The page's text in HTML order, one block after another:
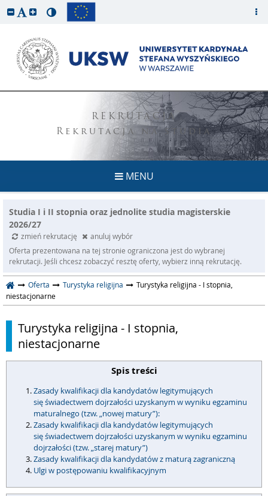
REKRUTACJA
Rekrutacja na studia
MENU
Studia I i II stopnia oraz jednolite studia magisterskie
2026/27
zmień rekrutację
anuluj wybór
Oferta prezentowana na tej stronie ograniczona jest do wybranej
rekrutacji. Jeśli chcesz zobaczyć resztę oferty, wybierz inną rekrutację.
Oferta Turystyka religijna
Turystyka religijna - I stopnia,
niestacjonarne
Turystyka religijna - I stopnia,
niestacjonarne
Spis treści
Zasady kwalifikacji dla kandydatów legitymujących
się świadectwem dojrzałości uzyskanym w wyniku egzaminu
maturalnego (tzw. „nowej matury”):
Zasady kwalifikacji dla kandydatów legitymujących
się świadectwem dojrzałości uzyskanym w wyniku egzaminu
dojrzałości (tzw. „starej matury”)
Zasady kwalifikacji dla kandydatów z maturą zagraniczną
Ulgi w postępowaniu kwalifikacyjnym